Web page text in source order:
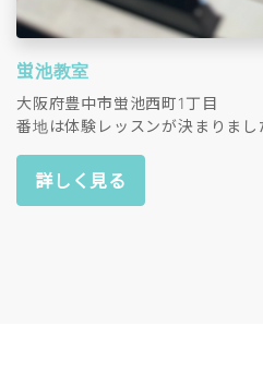
蛍池教室
大阪府豊中市蛍池西町1丁目
番地は体験レッスンが決まりまし
詳しく見る